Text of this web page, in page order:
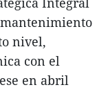
mantenimiento
nivel,
con el
en abril